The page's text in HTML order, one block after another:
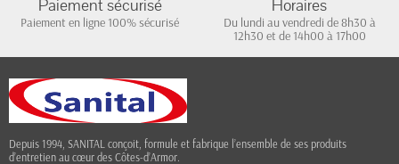
Paiement sécurisé
Paiement en ligne 100% sécurisé
Horaires
Du lundi au vendredi de 8h30 à
12h30 et de 14h00 à 17h00
Depuis 1994, SANITAL conçoit, formule et fabrique l’ensemble de ses produits
d’entretien au cœur des Côtes-d’Armor.